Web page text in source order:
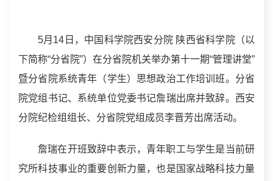
5月14日，中国科学院西安分院 陕西省科学院（以
下简称“分省院”）在分省院机关举办第十一期“管理讲堂”
暨分省院系统青年（学生）思想政治工作培训班。分省
院党组书记、系统单位党委书记詹瑞出席并致辞。西安
分院纪检组组长、分省院党组成员李晋芳出席活动。
詹瑞在开班致辞中表示，青年职工与学生是当前研
究所科技事业的重要创新力量，也是国家战略科技力量